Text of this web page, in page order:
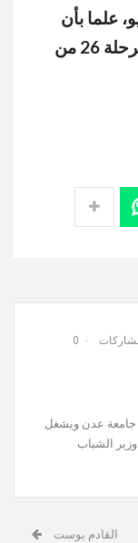
علما بأن
المنافسات توقفت قبل انطلاق المرحلة 26 من
0
عدن ويشغل
الشباب
القادم بوست